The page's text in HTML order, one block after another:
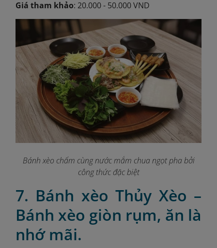
Giá tham khảo: 20.000 - 50.000 VND
Bánh xèo chấm cùng nước mắm chua ngọt pha bởi
công thức đặc biệt
7. Bánh xèo Thủy Xèo –
Bánh xèo giòn rụm, ăn là
nhớ mãi.